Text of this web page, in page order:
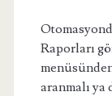
Raporları
aranmalı ya